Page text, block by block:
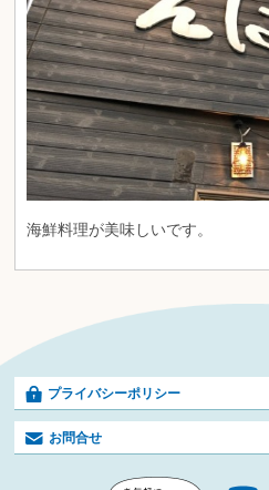
海鮮料理が美味しいです。
プライバシーポリシー
お問合せ